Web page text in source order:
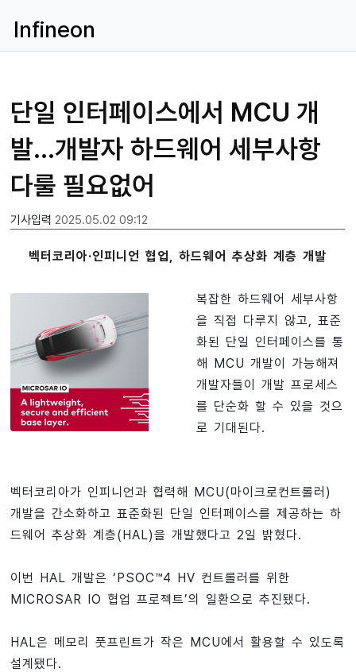
Infineon
단일 인터페이스에서 MCU 개
발…개발자 하드웨어 세부사항
다룰 필요없어
기사입력 2025.05.02 09:12
벡터코리아·인피니언 협업, 하드웨어 추상화 계층 개발
복잡한 하드웨어 세부사항
을 직접 다루지 않고, 표준
화된 단일 인터페이스를 통
해 MCU 개발이 가능해져
개발자들이 개발 프로세스
를 단순화 할 수 있을 것으
로 기대된다.
벡터코리아가 인피니언과 협력해 MCU(마이크로컨트롤러)
개발을 간소화하고 표준화된 단일 인터페이스를 제공하는 하
드웨어 추상화 계층(HAL)을 개발했다고 2일 밝혔다.
이번 HAL 개발은 ‘PSOC™4 HV 컨트롤러를 위한
MICROSAR IO 협업 프로젝트’의 일환으로 추진됐다.
HAL은 메모리 풋프린트가 작은 MCU에서 활용할 수 있도록
설계됐다.